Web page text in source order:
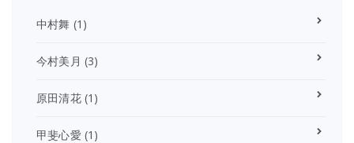
中村舞 (1)
今村美月 (3)
原田清花(1)
甲斐心愛 (1)